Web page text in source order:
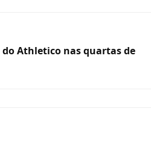
Athletico nas quartas de